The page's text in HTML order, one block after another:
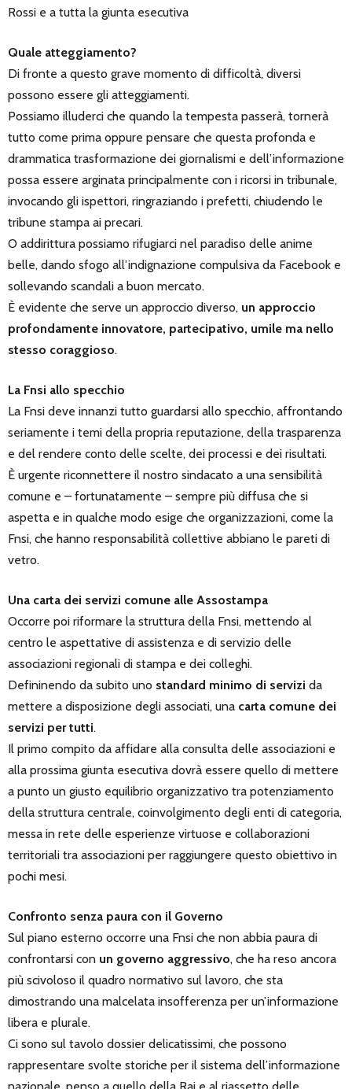
Rossi e a tutta la giunta esecutiva
Quale atteggiamento?
Di fronte a questo grave momento di difficoltà, diversi
possono essere gli atteggiamenti.
Possiamo illuderci che quando la tempesta passerà, tornerà
tutto come prima oppure pensare che questa profonda e
drammatica trasformazione dei giornalismi e dell’informazione
possa essere arginata principalmente con i ricorsi in tribunale,
invocando gli ispettori, ringraziando i prefetti, chiudendo le
tribune stampa ai precari.
O addirittura possiamo rifugiarci nel paradiso delle anime
belle, dando sfogo all’indignazione compulsiva da Facebook e
sollevando scandali a buon mercato.
È evidente che serve un approccio diverso, un approccio
profondamente innovatore, partecipativo, umile ma nello
stesso coraggioso.
La Fnsi allo specchio
La Fnsi deve innanzi tutto guardarsi allo specchio, affrontando
seriamente i temi della propria reputazione, della trasparenza
e del rendere conto delle scelte, dei processi e dei risultati.
È urgente riconnettere il nostro sindacato a una sensibilità
comune e – fortunatamente – sempre più diffusa che si
aspetta e in qualche modo esige che organizzazioni, come la
Fnsi, che hanno responsabilità collettive abbiano le pareti di
vetro.
Una carta dei servizi comune alle Assostampa
Occorre poi riformare la struttura della Fnsi, mettendo al
centro le aspettative di assistenza e di servizio delle
associazioni regionali di stampa e dei colleghi.
Defininendo da subito uno standard minimo di servizi da
mettere a disposizione degli associati, una carta comune dei
servizi per tutti.
Il primo compito da affidare alla consulta delle associazioni e
alla prossima giunta esecutiva dovrà essere quello di mettere
a punto un giusto equilibrio organizzativo tra potenziamento
della struttura centrale, coinvolgimento degli enti di categoria,
messa in rete delle esperienze virtuose e collaborazioni
territoriali tra associazioni per raggiungere questo obiettivo in
pochi mesi.
Confronto senza paura con il Governo
Sul piano esterno occorre una Fnsi che non abbia paura di
confrontarsi con un governo aggressivo, che ha reso ancora
più scivoloso il quadro normativo sul lavoro, che sta
dimostrando una malcelata insofferenza per un’informazione
libera e plurale.
Ci sono sul tavolo dossier delicatissimi, che possono
rappresentare svolte storiche per il sistema dell’informazione